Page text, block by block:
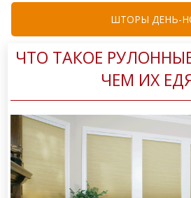
ШТОРЫ ДЕНЬ-
ЧТО ТАКОЕ
ЧЕМ ИХ